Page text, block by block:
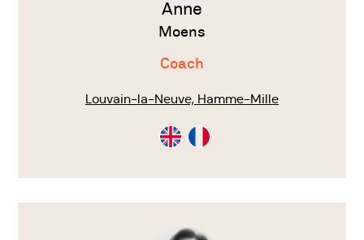
Anne
Moens
Coach
Louvain-la-Neuve, Hamme-Mille
Consultation
en
Consultation
en
Voir